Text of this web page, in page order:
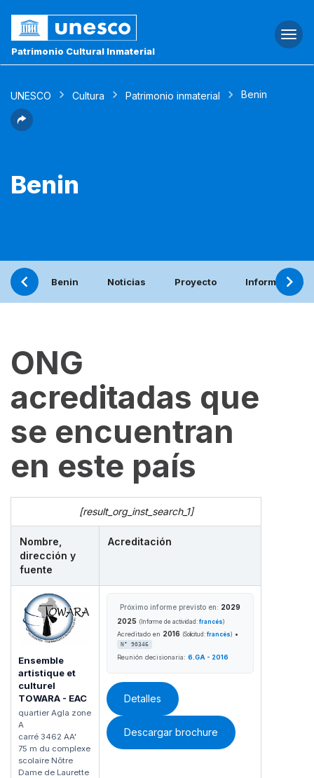
Patrimonio Cultural Inmaterial
UNESCO Cultura Patrimonio inmaterial Benin
Benin
Benin Noticias Proyecto Informe
ONG
acreditadas que
se encuentran
en este país
[result_org_inst_search_1]
Nombre,
dirección y
fuente
Acreditación
Ensemble
artistique et
culturel
TOWARA - EAC
quartier Agla zone
A
carré 3462 AA'
75 m du complexe
scolaire Nôtre
Dame de Laurette
Próximo informe previsto en: 2029
2025 (Informe de actividad: francés)
Acreditado en 2016 (Solicitud: francés) •
N° 90346
Reunión decisionaria: 6.GA - 2016
Detalles
Descargar brochure